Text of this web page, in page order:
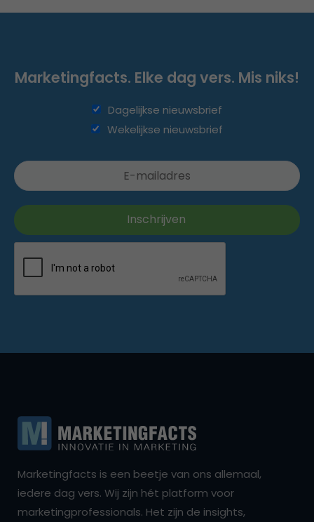
Marketingfacts. Elke dag vers. Mis niks!
Dagelijkse nieuwsbrief
Wekelijkse nieuwsbrief
Marketingfacts is een beetje van ons allemaal,
iedere dag vers. Wij zijn hét platform voor
marketingprofessionals. Het zijn de insights,